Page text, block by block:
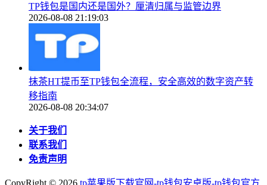
TP钱包是国内还是国外？厘清归属与监管边界
2026-08-08 21:19:03
抹茶HT提币至TP钱包全流程，安全高效的数字资产转
移指南
2026-08-08 20:34:07
关于我们
联系我们
免责声明
CopyRight © 2026 tp苹果版下载官网-tp钱包安卓版-tp钱包官方